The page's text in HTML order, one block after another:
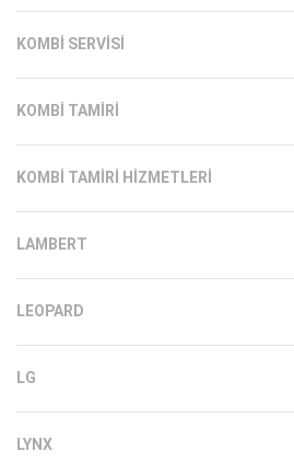
KOMBI SERVISI
KOMBI TAMIRI
KOMBI TAMIRI HIZMETLERI
LAMBERT
LEOPARD
LG
LYNX